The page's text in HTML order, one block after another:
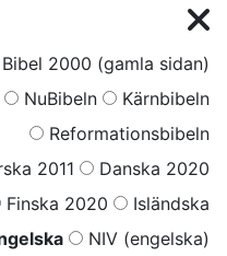
Bibel 2000 (gamla sidan)
NuBibeln
Kärnbibeln
Reformationsbibeln
2011
Danska 2020
Finska 2020
Isländska
NIV (engelska)